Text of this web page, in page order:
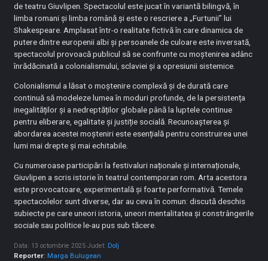
de teatru Giuvlipen. Spectacolul este jucat în variantă bilingvă, în
limba romani și limba română și este o rescriere a „Furtunii” lui
Shakespeare. Amplasat într-o realitate fictivă în care dinamica de
putere dintre europenii albi și persoanele de culoare este inversată,
spectacolul provoacă publicul să se confrunte cu moștenirea adânc
înrădăcinată a colonialismului, sclaviei și a opresiunii sistemice.
Colonialismul a lăsat o moștenire complexă și de durată care
continuă să modeleze lumea în moduri profunde, de la persistența
inegalităților și a nedreptăților globale până la luptele continue
pentru eliberare, egalitate și justiție socială. Recunoașterea și
abordarea acestei moșteniri este esențială pentru construirea unei
lumi mai drepte și mai echitabile.
Cu numeroase participări la festivaluri naționale și internaționale,
Giuvlipen a scris istorie în teatrul contemporan rom. Arta acestora
este provocatoare, experimentală și foarte performativă. Temele
spectacolelor sunt diverse, dar au ceva în comun: discută deschis
subiecte pe care uneori istoria, uneori mentalitatea și constrângerile
sociale sau politice le-au pus sub tăcere.
Data: 13 octombrie 2025 Judet: Dolj
Reporter: Marga Bulugean